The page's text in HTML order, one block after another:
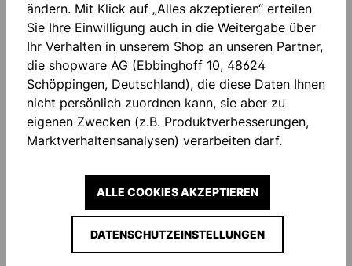
Produktgalerie überspringen
Similar Items
ID KAPUZENJACKE
70,00 €*
ID
Ab70,00 €*
ändern. Mit Klick auf „Alles akzeptieren“ erteilen
Sie Ihre Einwilligung auch in die Weitergabe über
Ihr Verhalten in unserem Shop an unseren Partner,
die shopware AG (Ebbinghoff 10, 48624
Schöppingen, Deutschland), die diese Daten Ihnen
nicht persönlich zuordnen kann, sie aber zu
eigenen Zwecken (z.B. Produktverbesserungen,
Marktverhaltensanalysen) verarbeiten darf.
DATENSCHUTZEINSTELLUNGEN
ALLE COOKIES AKZEPTIEREN